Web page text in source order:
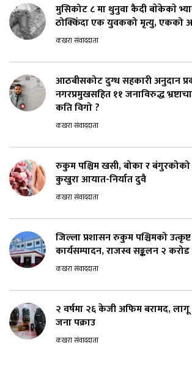
मुसिकोट ८ मा थुनुवा कैदी बाेकेकाे
ठोक्किँदा एक युवकको मृत्यु, एकको
कखरा संवाददाता
आठबीसकोट दुग्ध सहकारी अनुदान
नगरप्रमुखसहित ११ जनाविरुद्ध
कति विगो ?
कखरा संवाददाता
रुकुम पश्चिम खसी, बोका र बंगुरकोको
कुखुरा आयात-निर्यात दुवै
कखरा संवाददाता
जिल्ला प्रशासन रुकुम पश्चिमको
कार्यसम्पादन, राजस्व सङ्कलन २ करोड
कखरा संवाददाता
२ वर्षमा २६ केजी अफिम बरामद,
जना पक्राउ
कखरा संवाददाता